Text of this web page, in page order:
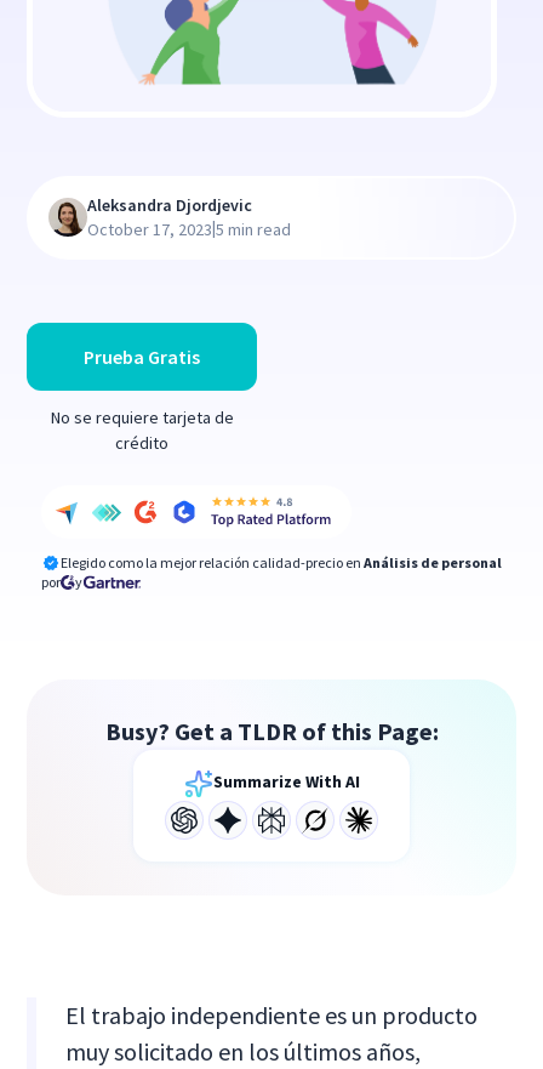
Prueba Gratis
No se requiere tarjeta de
crédito
Elegido como la mejor relación calidad-precio en Análisis de personal
por
y
Aleksandra Djordjevic
October 17, 2023|5 min read
Busy? Get a TLDR of this Page:
Summarize With AI
El trabajo independiente es un producto
muy solicitado en los últimos años,